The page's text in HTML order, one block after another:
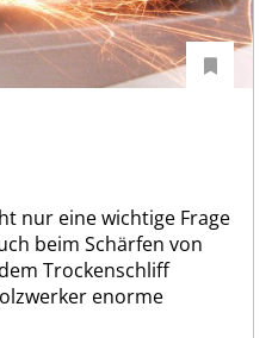
nur eine wichtige Frage
beim Schärfen von
Trockenschliff
enorme